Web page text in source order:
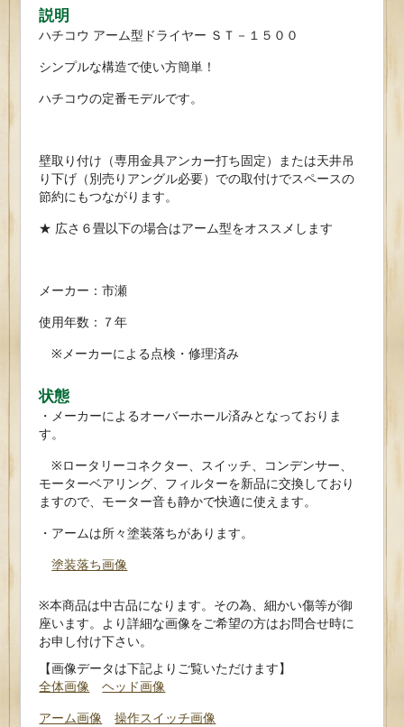
説明
ハチコウ アーム型ドライヤー ＳＴ－１５００
シンプルな構造で使い方簡単！
ハチコウの定番モデルです。
壁取り付け（専用金具アンカー打ち固定）または天井吊
り下げ（別売りアングル必要）での取付けでスペースの
節約にもつながります。
★ 広さ６畳以下の場合はアーム型をオススメします
メーカー：市瀬
使用年数：７年
※メーカーによる点検・修理済み
状態
・メーカーによるオーバーホール済みとなっておりま
す。
※ロータリーコネクター、スイッチ、コンデンサー、
モーターベアリング、フィルターを新品に交換しており
ますので、モーター音も静かで快適に使えます。
・アームは所々塗装落ちがあります。
塗装落ち画像
※本商品は中古品になります。その為、細かい傷等が御
座います。より詳細な画像をご希望の方はお問合せ時に
お申し付け下さい。
【画像データは下記よりご覧いただけます】
全体画像
ヘッド画像
アーム画像
操作スイッチ画像